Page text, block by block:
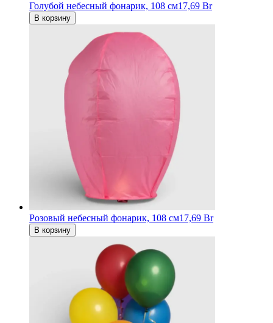
Голубой небесный фонарик, 108 см17,69 Br
В корзину
Розовый небесный фонарик, 108 см17,69 Br
В корзину